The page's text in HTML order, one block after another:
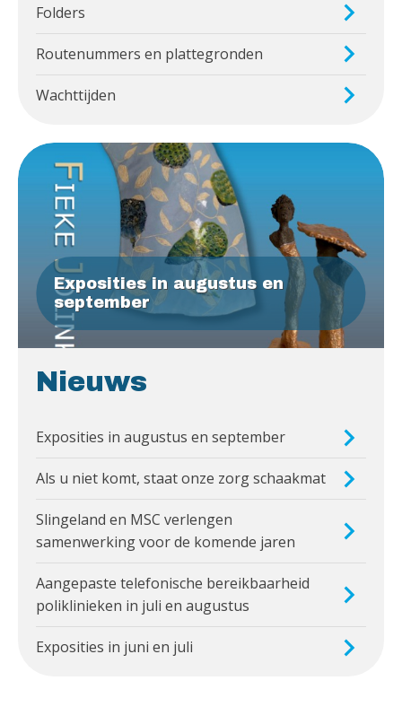
Folders
Routenummers en plattegronden
Wachttijden
Exposities in augustus en
september
Nieuws
Exposities in augustus en september
Als u niet komt, staat onze zorg schaakmat
Slingeland en MSC verlengen
samenwerking voor de komende jaren
Aangepaste telefonische bereikbaarheid
poliklinieken in juli en augustus
Exposities in juni en juli